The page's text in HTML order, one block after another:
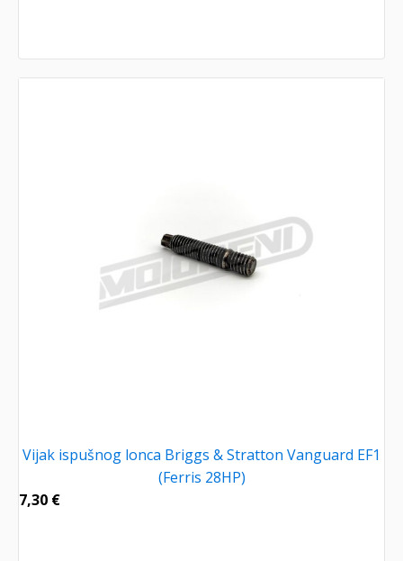
Vijak ispušnog lonca Briggs & Stratton Vanguard EF1
(Ferris 28HP)
7,30 €